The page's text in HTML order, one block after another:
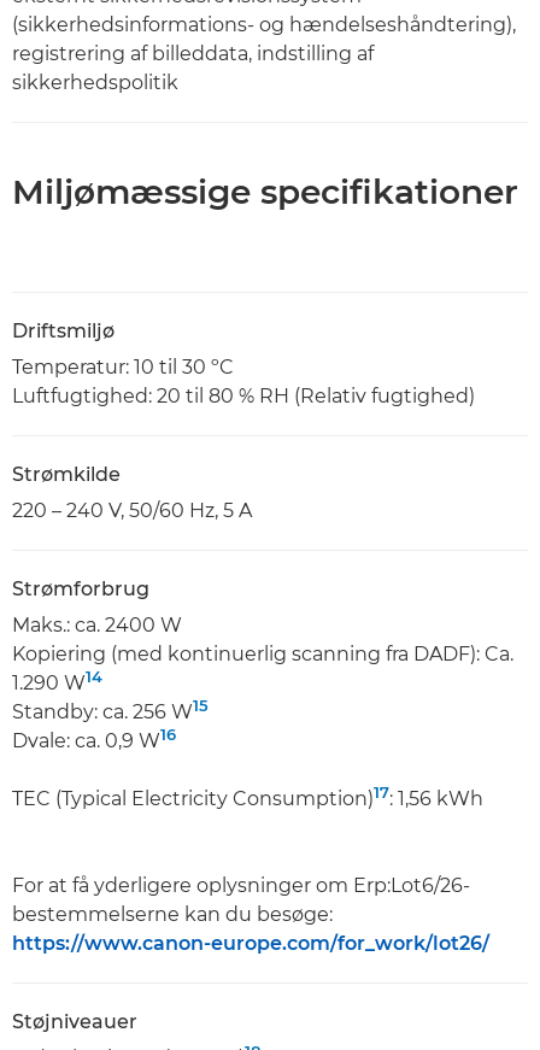
(sikkerhedsinformations- og hændelseshåndtering),
registrering af billeddata, indstilling af
sikkerhedspolitik
Miljømæssige specifikationer
Driftsmiljø
Temperatur: 10 til 30 ºC
Luftfugtighed: 20 til 80 % RH (Relativ fugtighed)
Strømkilde
220 – 240 V, 50/60 Hz, 5 A
Strømforbrug
Maks.: ca. 2400 W
Kopiering (med kontinuerlig scanning fra DADF): Ca.
1.290 W14
Standby: ca. 256 W15
Dvale: ca. 0,9 W16
TEC (Typical Electricity Consumption)17: 1,56 kWh
For at få yderligere oplysninger om Erp:Lot6/26-
bestemmelserne kan du besøge:
https://www.canon-europe.com/for_work/lot26/
Støjniveauer